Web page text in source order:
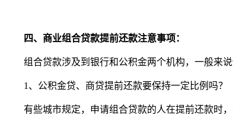
四、商业组合贷款提前还款注意事项：
组合贷款涉及到银行和公积金两个机构，一般来
1、公积金贷、商贷提前还款要保持一定比例吗？
有些城市规定，申请组合贷款的人在提前还款时